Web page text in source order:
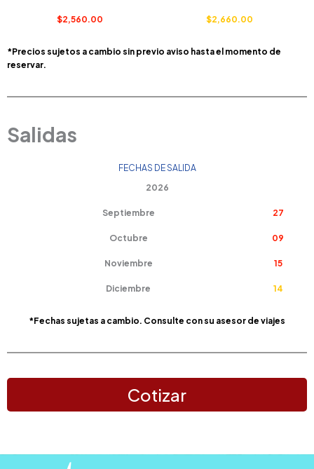
$2,560.00 $2,660.00
*Precios sujetos a cambio sin previo aviso hasta el momento de
reservar.
Salidas
FECHAS DE SALIDA
2026
Septiembre 27
Octubre 09
Noviembre 15
Diciembre 14
*Fechas sujetas a cambio. Consulte con su asesor de viajes
Cotizar